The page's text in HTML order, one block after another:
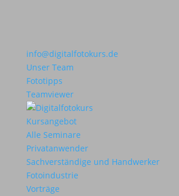
info@digitalfotokurs.de
Unser Team
Fototipps
Teamviewer
Kursangebot
Alle Seminare
Privatanwender
Sachverständige und Handwerker
Fotoindustrie
Vorträge